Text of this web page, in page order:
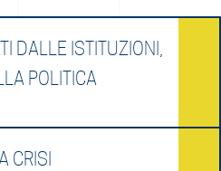
DALLE ISTITUZIONI,
POLITICA
CRISI